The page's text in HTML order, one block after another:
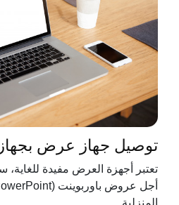
توصيل جهاز عرض بجهاز
تعتبر أجهزة العرض مفيدة
المنزلية